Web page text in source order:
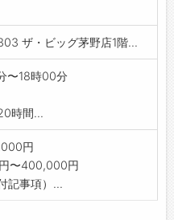
ザ・ビッグ茅野店1階...
〜18時00分
時間...
円
〜400,000円
記事項）...